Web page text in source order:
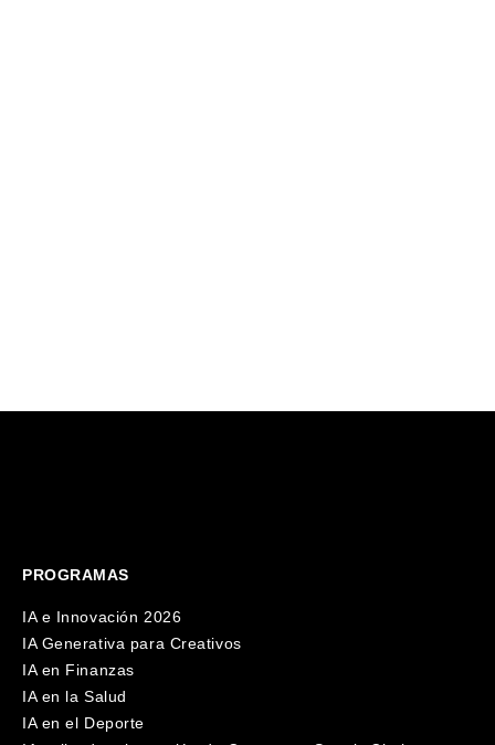
PROGRAMAS
IA e Innovación 2026
IA Generativa para Creativos
IA en Finanzas
IA en la Salud
IA en el Deporte